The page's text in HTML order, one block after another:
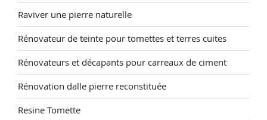
Raviver une pierre naturelle
Rénovateur de teinte pour tomettes et terres cuites
Rénovateurs et décapants pour carreaux de ciment
Rénovation dalle pierre reconstituée
Resine Tomette